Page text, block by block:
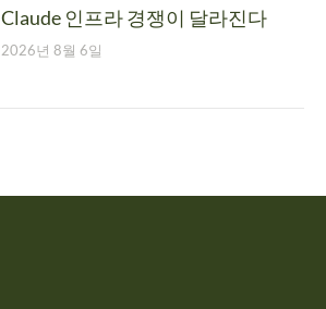
Claude 인프라 경쟁이 달라진다
2026년 8월 6일